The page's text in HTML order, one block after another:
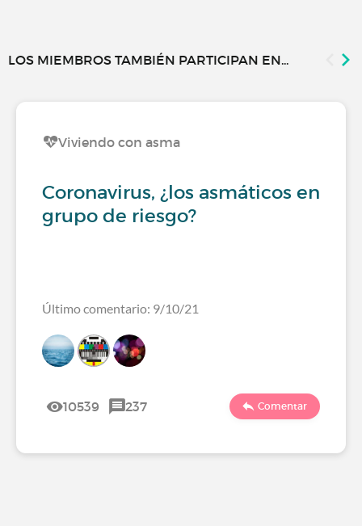
LOS MIEMBROS TAMBIÉN PARTICIPAN EN...
Viviendo con asma
Coronavirus, ¿los asmáticos en
grupo de riesgo?
Último comentario: 9/10/21
10539 237 Comentar